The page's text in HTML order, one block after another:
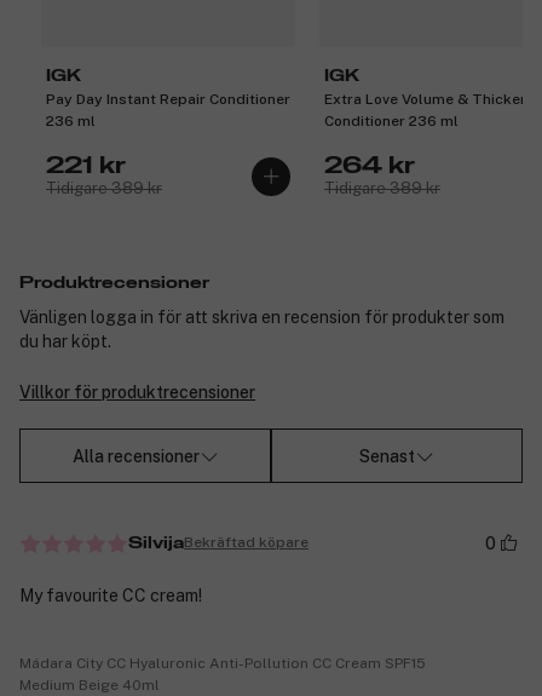
IGK
Pay Day Instant Repair Conditioner
236 ml
221 kr
Tidigare 389 kr
IGK
Extra Love Volume &
Conditioner 236 ml
264 kr
Tidigare 389 kr
Produktrecensioner
Vänligen logga in för att skriva en recension för produkter som
du har köpt.
Villkor för produktrecensioner
Alla recensioner Senast
SilvijaBekräftad köpare 0
My favourite CC cream!
Mádara City CC Hyaluronic Anti-Pollution CC Cream SPF15
Medium Beige 40ml